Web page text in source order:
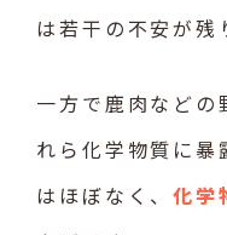
は若干の不安が残
一方で鹿肉などの
れら化学物質に暴
はほぼなく、化学